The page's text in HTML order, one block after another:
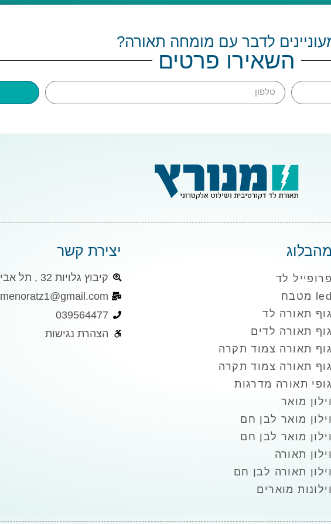
לדבר עם מומחה תאורה?
השאירו פרטים
מהבלוג
פרופייל לד
led מטבח
גוף תאורה לד
גוף תאורה לדים
גוף תאורה צמוד תקרה
גוף תאורה צמוד תקרה
גופי תאורה מדרגות
וילון מואר
וילון מואר לבן חם
וילון מואר לבן חם
וילון תאורה
וילון תאורה לבן חם
וילונות מוארים
יצירת קשר
קיבוץ גלויות 32 , תל אביב
menoratz1@gmail.com
039564477
הצהרת נגישות